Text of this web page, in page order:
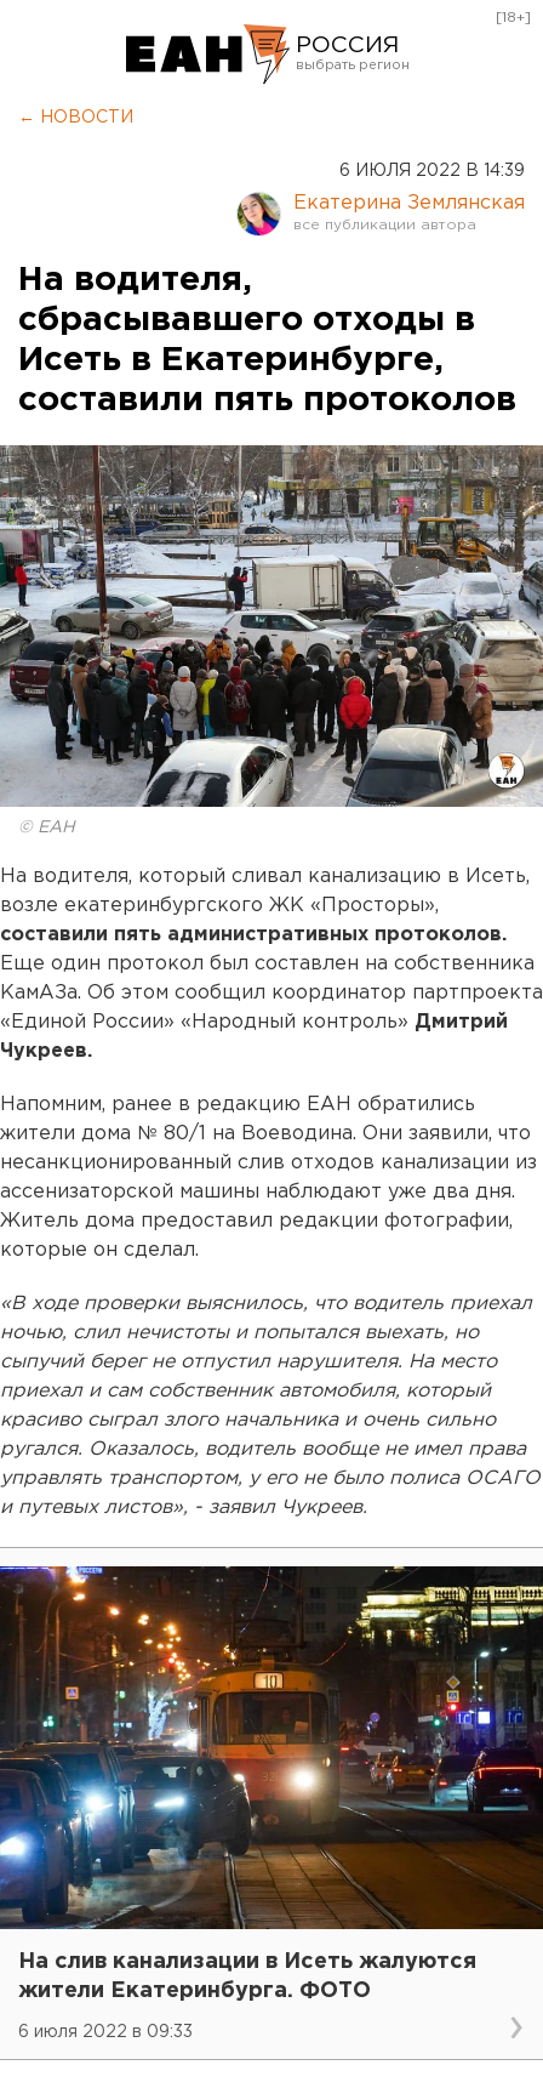
РОССИЯ
Оренбург
[18+]
← НОВОСТИ
6 ИЮЛЯ 2022 В 14:39
Екатерина Землянская
На водителя,
сбрасывавшего отходы в
Исеть в Екатеринбурге,
составили пять протоколов
© ЕАН
На водителя, который сливал канализацию в Исеть,
возле екатеринбургского ЖК «Просторы»,
составили пять административных протоколов.
Еще один протокол был составлен на собственника
КамАЗа. Об этом сообщил координатор партпроекта
«Единой России» «Народный контроль» Дмитрий
Чукреев.
Напомним, ранее в редакцию ЕАН обратились
жители дома № 80/1 на Воеводина. Они заявили, что
несанкционированный слив отходов канализации из
ассенизаторской машины наблюдают уже два дня.
Житель дома предоставил редакции фотографии,
которые он сделал.
«В ходе проверки выяснилось, что водитель приехал
ночью, слил нечистоты и попытался выехать, но
сыпучий берег не отпустил нарушителя. На место
приехал и сам собственник автомобиля, который
красиво сыграл злого начальника и очень сильно
ругался. Оказалось, водитель вообще не имел права
управлять транспортом, у его не было полиса ОСАГО
и путевых листов», - заявил Чукреев.
На слив канализации в Исеть жалуются
жители Екатеринбурга. ФОТО
6 июля 2022 в 09:33